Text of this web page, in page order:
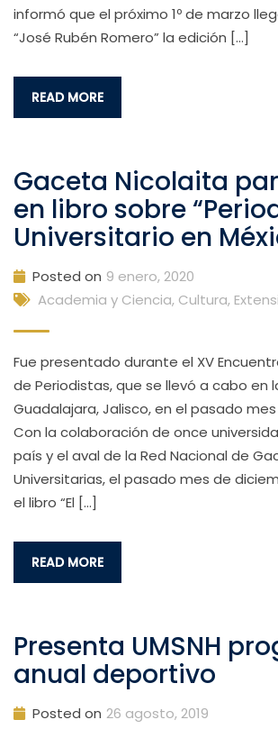
informó que el próximo 1º de marzo
“José Rubén Romero” la edición […]
READ MORE
Gaceta Nicolaita
en libro sobre
Universitario en
Posted on 9 enero, 2020
Academia y Ciencia, Cultura,
Fue presentado durante el XV
de Periodistas, que se llevó a cabo en
Guadalajara, Jalisco, en el pasado
Con la colaboración de once
país y el aval de la Red Nacional de
Universitarias, el pasado mes de
el libro “El […]
READ MORE
Presenta UMSNH
anual deportivo
Posted on 26 agosto, 2019